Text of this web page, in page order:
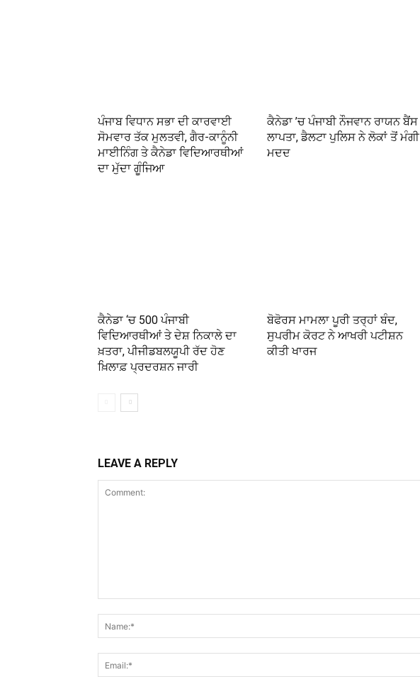
ਪੰਜਾਬ ਵਿਧਾਨ ਸਭਾ ਦੀ ਕਾਰਵਾਈ
ਸੋਮਵਾਰ ਤੱਕ ਮੁਲਤਵੀ, ਗੈਰ-ਕਾਨੂੰਨੀ
ਮਾਈਨਿੰਗ ਤੇ ਕੈਨੇਡਾ ਵਿਦਿਆਰਥੀਆਂ
ਦਾ ਮੁੱਦਾ ਗੂੰਜਿਆ
ਕੈਨੇਡਾ ’ਚ ਪੰਜਾਬੀ ਨੌਜਵਾਨ ਰਾਯਨ ਬੈਂਸ
ਲਾਪਤਾ, ਡੈਲਟਾ ਪੁਲਿਸ ਨੇ ਲੋਕਾਂ ਤੋਂ ਮੰਗੀ
ਮਦਦ
ਕੈਨੇਡਾ ‘ਚ 500 ਪੰਜਾਬੀ
ਵਿਦਿਆਰਥੀਆਂ ਤੇ ਦੇਸ਼ ਨਿਕਾਲੇ ਦਾ
ਖ਼ਤਰਾ, ਪੀਜੀਡਬਲਯੂਪੀ ਰੱਦ ਹੋਣ
ਖ਼ਿਲਾਫ਼ ਪ੍ਰਦਰਸ਼ਨ ਜਾਰੀ
ਬੋਫੋਰਸ ਮਾਮਲਾ ਪੂਰੀ ਤਰ੍ਹਾਂ ਬੰਦ,
ਸੁਪਰੀਮ ਕੋਰਟ ਨੇ ਆਖਰੀ ਪਟੀਸ਼ਨ
ਕੀਤੀ ਖਾਰਜ
LEAVE A REPLY